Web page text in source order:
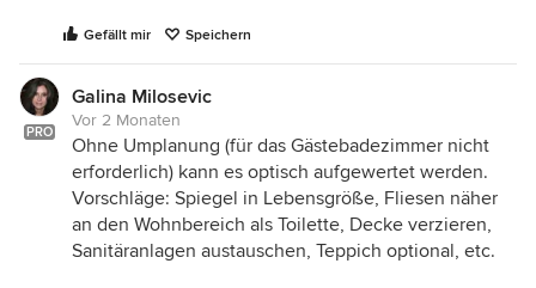
Gefällt mir Speichern
PRO
Galina Milosevic
Vor 2 Monaten
Ohne Umplanung (für das Gästebadezimmer nicht
erforderlich) kann es optisch aufgewertet werden.
Vorschläge: Spiegel in Lebensgröße, Fliesen näher
an den Wohnbereich als Toilette, Decke verzieren,
Sanitäranlagen austauschen, Teppich optional, etc.